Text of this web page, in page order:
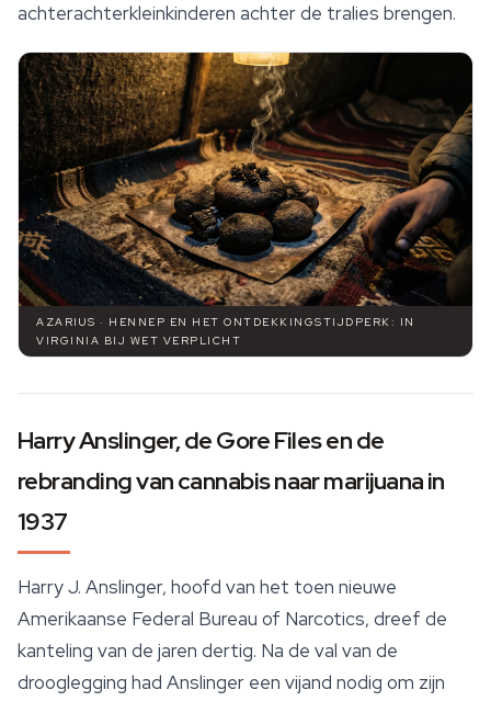
achterachterkleinkinderen achter de tralies brengen.
AZARIUS · HENNEP EN HET ONTDEKKINGSTIJDPERK: IN
VIRGINIA BIJ WET VERPLICHT
Harry Anslinger, de Gore Files en de
rebranding van cannabis naar marijuana in
1937
Harry J. Anslinger, hoofd van het toen nieuwe
Amerikaanse Federal Bureau of Narcotics, dreef de
kanteling van de jaren dertig. Na de val van de
drooglegging had Anslinger een vijand nodig om zijn